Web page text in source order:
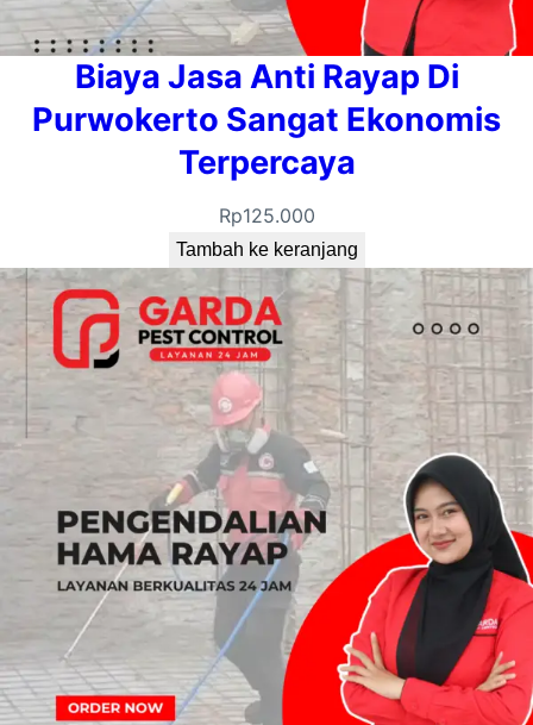
Biaya Jasa Anti Rayap Di
Purwokerto Sangat Ekonomis
Terpercaya
Rp125.000
Tambah ke keranjang